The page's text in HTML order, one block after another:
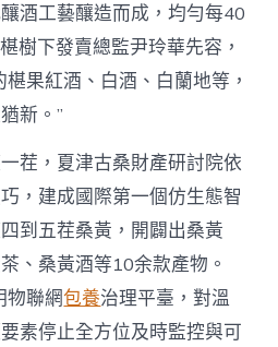
酒工藝釀造而成，均勻每40
樹下發賣總監尹玲華先容，
果紅酒、白酒、白蘭地等，
新。”
茬，夏津古桑財產研討院依
，建成國際第一個仿生態智
到五茬桑黃，開闢出桑黃
、桑黃酒等10余款產物。
物聯網包養治理平臺，對溫
素停止全方位及時監控與可